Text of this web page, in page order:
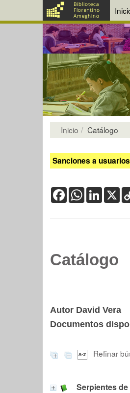
Inicio Catálogo
Sanciones a
FacebookWhatsAppX
Catálogo
Autor David Vera
Documentos
Refinar
Serpientes